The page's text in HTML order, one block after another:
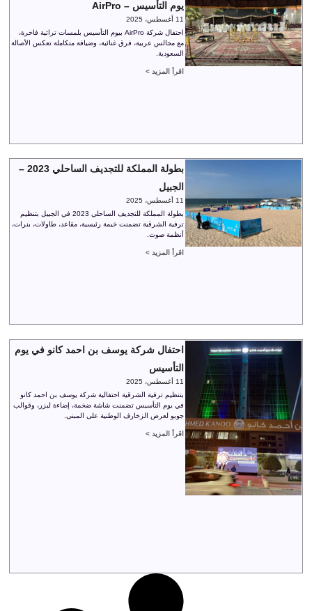
يوم التأسيس – AirPro
11 أغسطس، 2025
احتفال شركة AirPro بيوم التأسيس بلمسات تراثية فاخرة،
مع مجالس عربية، فرق غنائية، وضيافة متكاملة تعكس الأصالة
السعودية.
اقرأ المزيد >
بطولة المملكة للتجديف الساحلي 2023 –
الجبيل
11 أغسطس، 2025
بطولة المملكة للتجديف الساحلي 2023 في الجبيل بتنظيم
ترفية الشرقية تضمنت خيمة رئيسية، مقاعد، طاولات، بنرات،
أنظمة صوت.
اقرأ المزيد >
احتفال شركة يوسف بن احمد كانو في يوم
التأسيس
11 أغسطس، 2025
بتنظيم ترفية الشرقية احتفالية شركة يوسف بن احمد كانو
في يوم التأسيس تضمنت شاشة ضخمة، إضاءة ليزر، وقوالب
جوبو لعرض الزخارف الوطنية على المبنى.
اقرأ المزيد >